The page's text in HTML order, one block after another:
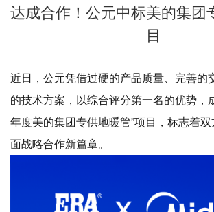
达成合作！公元中标美的集团
目
近日，公元凭借过硬的产品质量、完善的
的技术方案，以综合评分第一名的优势，
年度美的集团专供地暖管”项目，标志着
面战略合作新篇章。